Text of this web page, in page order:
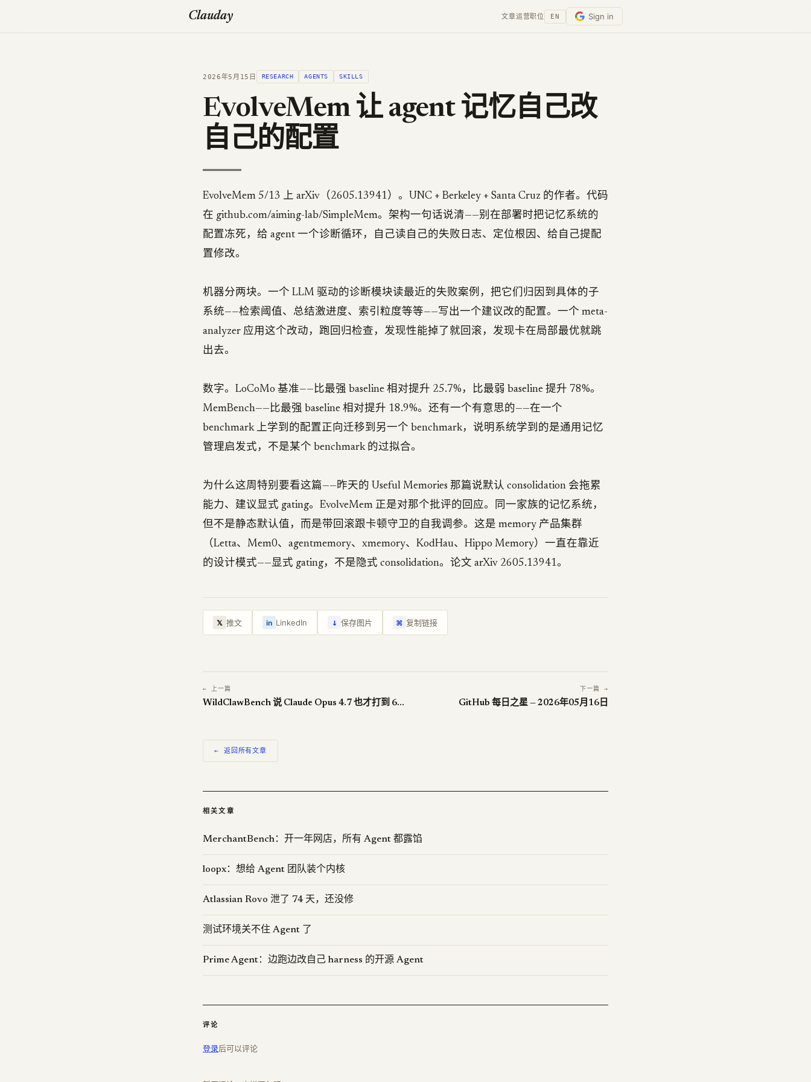
Clauday 文章运营职位 EN Sign in
2026年5月15日 RESEARCH AGENTS SKILLS
EvolveMem 让 agent 记忆自己改
自己的配置
EvolveMem 5/13 上 arXiv（2605.13941）。UNC + Berkeley + Santa Cruz 的作者。代码
在 github.com/aiming-lab/SimpleMem。架构一句话说清——别在部署时把记忆系统的
配置冻死，给 agent 一个诊断循环，自己读自己的失败日志、定位根因、给自己提配
置修改。
机器分两块。一个 LLM 驱动的诊断模块读最近的失败案例，把它们归因到具体的子
系统——检索阈值、总结激进度、索引粒度等等——写出一个建议改的配置。一个 meta-
analyzer 应用这个改动，跑回归检查，发现性能掉了就回滚，发现卡在局部最优就跳
出去。
数字。LoCoMo 基准——比最强 baseline 相对提升 25.7%，比最弱 baseline 提升 78%。
MemBench——比最强 baseline 相对提升 18.9%。还有一个有意思的——在一个
benchmark 上学到的配置正向迁移到另一个 benchmark，说明系统学到的是通用记忆
管理启发式，不是某个 benchmark 的过拟合。
为什么这周特别要看这篇——昨天的 Useful Memories 那篇说默认 consolidation 会拖累
能力、建议显式 gating。EvolveMem 正是对那个批评的回应。同一家族的记忆系统，
但不是静态默认值，而是带回滚跟卡顿守卫的自我调参。这是 memory 产品集群
（Letta、Mem0、agentmemory、xmemory、KodHau、Hippo Memory）一直在靠近
的设计模式——显式 gating，不是隐式 consolidation。论文 arXiv 2605.13941。
𝕏 推文 in LinkedIn ↓ 保存图片 ⌘ 复制链接
← 上一篇
WildClawBench 说 Claude Opus 4.7 也才打到 62.2%
下一篇 →
GitHub 每日之星 — 2026年05月16日
← 返回所有文章
相关文章
MerchantBench：开一年网店，所有 Agent 都露馅
loopx：想给 Agent 团队装个内核
Atlassian Rovo 泄了 74 天，还没修
测试环境关不住 Agent 了
Prime Agent：边跑边改自己 harness 的开源 Agent
评论
登录后可以评论